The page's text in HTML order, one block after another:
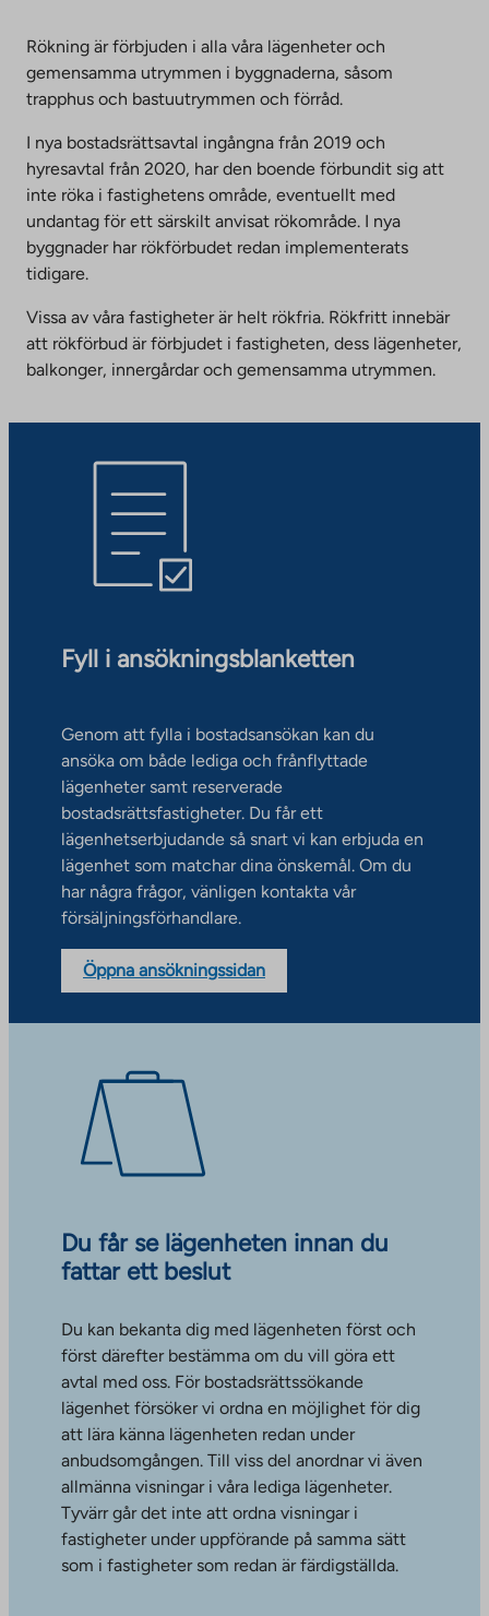
Rökning är förbjuden i alla våra lägenheter och
gemensamma utrymmen i byggnaderna, såsom
trapphus och bastuutrymmen och förråd.
I nya bostadsrättsavtal ingångna från 2019 och
hyresavtal från 2020, har den boende förbundit sig att
inte röka i fastighetens område, eventuellt med
undantag för ett särskilt anvisat rökområde. I nya
byggnader har rökförbudet redan implementerats
tidigare.
Vissa av våra fastigheter är helt rökfria. Rökfritt innebär
att rökförbud är förbjudet i fastigheten, dess lägenheter,
balkonger, innergårdar och gemensamma utrymmen.
Fyll i ansökningsblanketten
Genom att fylla i bostadsansökan kan du
ansöka om både lediga och frånflyttade
lägenheter samt reserverade
bostadsrättsfastigheter. Du får ett
lägenhetserbjudande så snart vi kan erbjuda en
lägenhet som matchar dina önskemål. Om du
har några frågor, vänligen kontakta vår
försäljningsförhandlare.
Öppna ansökningssidan
Du får se lägenheten innan du
fattar ett beslut
Du kan bekanta dig med lägenheten först och
först därefter bestämma om du vill göra ett
avtal med oss. För bostadsrättssökande
lägenhet försöker vi ordna en möjlighet för dig
att lära känna lägenheten redan under
anbudsomgången. Till viss del anordnar vi även
allmänna visningar i våra lediga lägenheter.
Tyvärr går det inte att ordna visningar i
fastigheter under uppförande på samma sätt
som i fastigheter som redan är färdigställda.